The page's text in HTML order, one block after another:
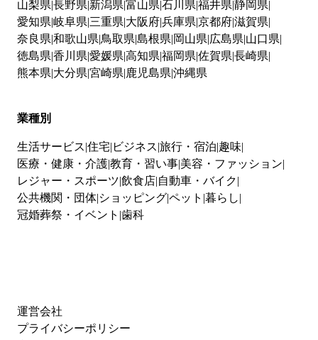
山梨県 長野県 新潟県 富山県 石川県 福井県 静岡県
愛知県 岐阜県 三重県 大阪府兵庫県 京都府滋賀県
奈良県 和歌山県 鳥取県 島根県 岡山県 広島県 山口県
徳島県 香川県 愛媛県 高知県 福岡県 佐賀県 長崎県
熊本県 大分県 宮崎県 鹿児島県 沖縄県
業種別
生活サービス 住宅 ビジネス 旅行・宿泊 趣味
医療・健康・介護教育・習い事 美容・ファッション
レジャー・スポーツ 飲食店 自動車・バイク
公共機関・団体 ショッピングペット 暮らし
冠婚葬祭・イベント 歯科
運営会社
プライバシーポリシー